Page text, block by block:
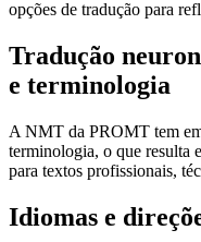
opções de tradução para
Tradução
e terminologia
A NMT da PROMT tem
terminologia, o que resulta
para textos profissionais,
Idiomas e